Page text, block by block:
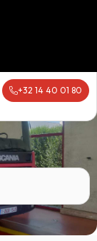
+32 14 40 01 80